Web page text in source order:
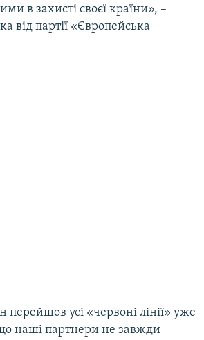
в захисті своєї країни», –
від партії «Європейська
перейшов усі «червоні лінії» уже
наші партнери не завжди